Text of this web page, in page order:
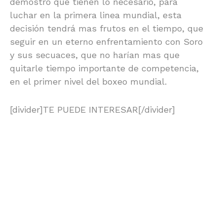
luchar en la primera linea mundial, esta
decisión tendrá mas frutos en el tiempo, que
seguir en un eterno enfrentamiento con Soro
y sus secuaces, que no harían mas que
quitarle tiempo importante de competencia,
en el primer nivel del boxeo mundial.
[divider]TE PUEDE INTERESAR[/divider]